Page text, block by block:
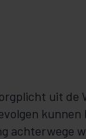
uit de
achterwege